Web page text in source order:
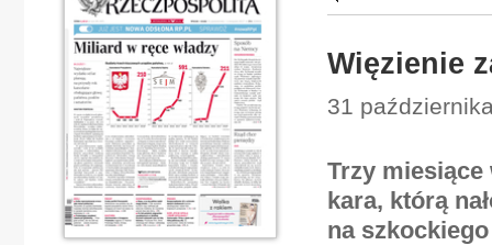
Więzienie
31
Trzy miesiące
kara, którą
na